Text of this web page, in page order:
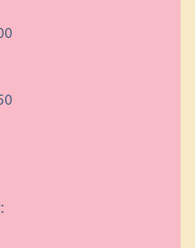
i ett nytt fönster)